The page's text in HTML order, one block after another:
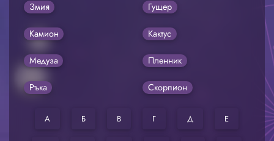
Змия
Камион
Медуза
Ръка
Гущер
Кактус
Пленник
Скорпион
А Б В Г Д Е